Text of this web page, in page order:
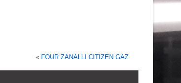
« FOUR ZANALLI CITIZEN GAZ